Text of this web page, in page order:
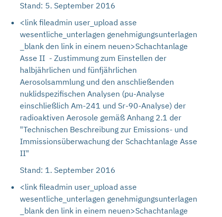
Stand: 5. September 2016
<link fileadmin user_upload asse
wesentliche_unterlagen genehmigungsunterlagen
_blank den link in einem neuen>Schachtanlage
Asse II - Zustimmung zum Einstellen der
halbjährlichen und fünfjährlichen
Aerosolsammlung und den anschließenden
nuklidspezifischen Analysen (pu-Analyse
einschließlich Am-241 und Sr-90-Analyse) der
radioaktiven Aerosole gemäß Anhang 2.1 der
"Technischen Beschreibung zur Emissions- und
Immissionsüberwachung der Schachtanlage Asse
II"
Stand: 1. September 2016
<link fileadmin user_upload asse
wesentliche_unterlagen genehmigungsunterlagen
_blank den link in einem neuen>Schachtanlage